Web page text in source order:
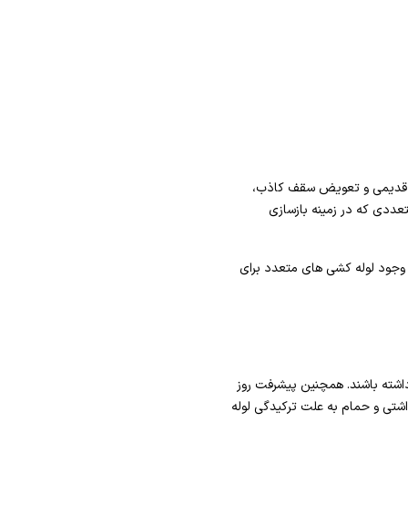
قدیمی و تعویض سقف کاذب،
که در زمینه بازسازی
وجود لوله کشی های متعدد برای
باشند. همچنین پیشرفت روز
و حمام به علت ترکیدگی لوله